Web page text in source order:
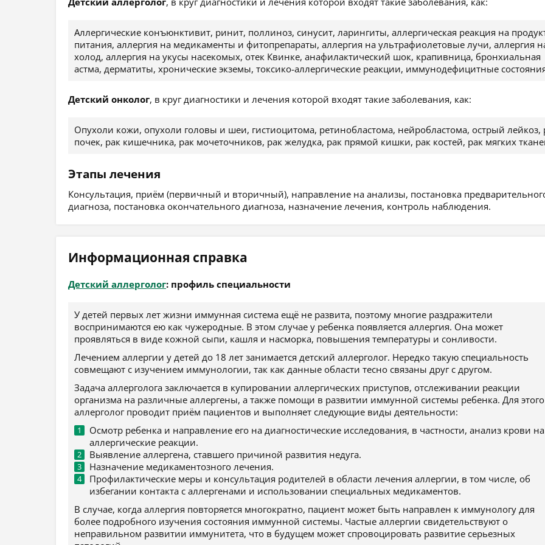
Аллергические конъюнктивит, ринит, поллиноз, синусит, ларингиты, аллергическая реакция на
питания, аллергия на медикаменты и фитопрепараты, аллергия на ультрафиолетовые лучи, аллергия
холод, аллергия на укусы насекомых, отек Квинке, анафилактический шок, крапивница, бронхиальная
астма, дерматиты, хронические экземы, токсико-аллергические реакции, иммунодефицитные
Детский онколог, в круг диагностики и лечения которой входят такие заболевания, как:
Опухоли кожи, опухоли головы и шеи, гистиоцитома, ретинобластома, нейробластома, острый лейкоз,
почек, рак кишечника, рак мочеточников, рак желудка, рак прямой кишки, рак костей, рак мягких
Этапы лечения
Консультация, приём (первичный и вторичный), направление на анализы, постановка
диагноза, постановка окончательного диагноза, назначение лечения, контроль наблюдения.
Информационная справка
Детский аллерголог: профиль специальности
У детей первых лет жизни иммунная система ещё не развита, поэтому многие раздражители
воспринимаются ею как чужеродные. В этом случае у ребенка появляется аллергия. Она может
проявляться в виде кожной сыпи, кашля и насморка, повышения температуры и сонливости.
Лечением аллергии у детей до 18 лет занимается детский аллерголог. Нередко такую специальность
совмещают с изучением иммунологии, так как данные области тесно связаны друг с другом.
Задача аллерголога заключается в купировании аллергических приступов, отслеживании реакции
организма на различные аллергены, а также помощи в развитии иммунной системы ребенка. Для этого
аллерголог проводит приём пациентов и выполняет следующие виды деятельности:
Осмотр ребенка и направление его на диагностические исследования, в частности, анализ крови на
аллергические реакции.
Выявление аллергена, ставшего причиной развития недуга.
Назначение медикаментозного лечения.
Профилактические меры и консультация родителей в области лечения аллергии, в том числе, об
избегании контакта с аллергенами и использовании специальных медикаментов.
В случае, когда аллергия повторяется многократно, пациент может быть направлен к иммунологу для
более подробного изучения состояния иммунной системы. Частые аллергии свидетельствуют о
неправильном развитии иммунитета, что в будущем может спровоцировать развитие серьезных